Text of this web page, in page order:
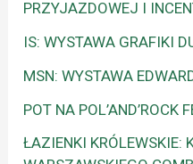
PRZYJAZDOWEJ I
IS: WYSTAWA GRAFIKI
MSN: WYSTAWA
POT NA POL’AND’ROCK
ŁAZIENKI KRÓLEWSKIE: